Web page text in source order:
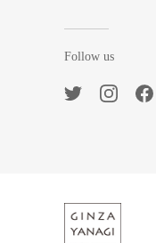
Follow us